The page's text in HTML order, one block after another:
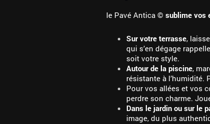
le Pavé Antica © sublime vos
Sur votre terrasse,
qui s’en dégage
soit votre style.
Autour de la piscine,
résistante à l’humidité.
Pour vos allées et vos
perdre son charme.
Dans le jardin ou sur le
image, du plus